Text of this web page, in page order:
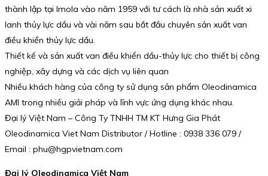
thành lập tại Imola vào năm 1959 với tư cách là nhà sản xuất xi
lanh thủy lực dầu và vài năm sau bắt đầu chuyên sản xuất van
điều khiển thủy lực dầu.
Thiết kế và sản xuất van điều khiển dầu-thủy lực cho thiết bị công
nghiệp, xây dựng và các dịch vụ liên quan
Nhiều khách hàng của công ty sử dụng sản phẩm Oleodinamica
AMI trong nhiều giải pháp và lĩnh vực ứng dụng khác nhau.
Đại lý Việt Nam – Công Ty TNHH TM KT Hưng Gia Phát
Oleodinamica Viet Nam Distributor / Hotline : 0938 336 079 /
Email : phu@hgpvietnam.com
Đại lý Oleodinamica Việt Nam